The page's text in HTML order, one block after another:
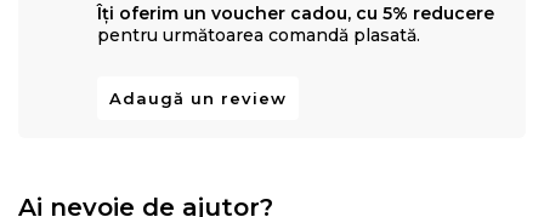
Îți oferim un voucher cadou, cu 5% reducere
pentru următoarea comandă plasată.
Adaugă un review
Ai nevoie de ajutor?